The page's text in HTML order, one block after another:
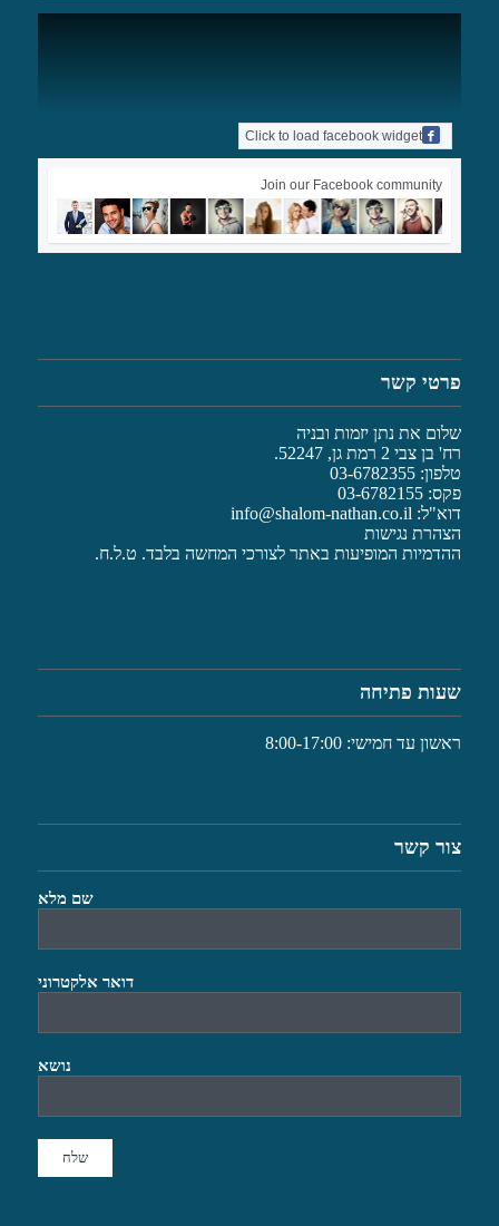
Click to load facebook widget
Join our Facebook community
פרטי קשר
שלום את נתן יזמות ובניה
רח' בן צבי 2 רמת גן, 52247.
טלפון: 03-6782355
פקס: 03-6782155
דוא"ל: info@shalom-nathan.co.il
הצהרת נגישות
ההדמיות המופיעות באתר לצורכי המחשה בלבד. ט.ל.ח.
שעות פתיחה
ראשון עד חמישי: 8:00-17:00
צור קשר
שם מלא
דואר אלקטרוני
נושא